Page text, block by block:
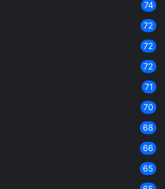
74
72
72
72
71
70
68
66
65